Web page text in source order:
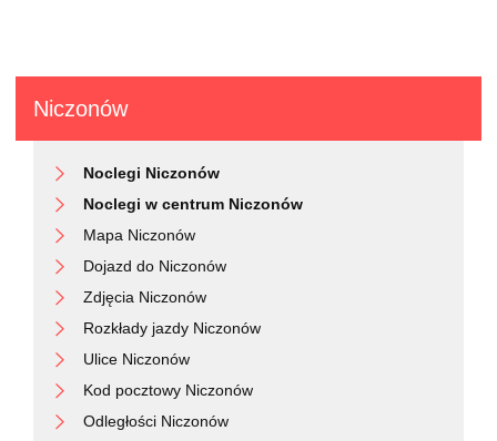
Niczonów
Noclegi Niczonów
Noclegi w centrum Niczonów
Mapa Niczonów
Dojazd do Niczonów
Zdjęcia Niczonów
Rozkłady jazdy Niczonów
Ulice Niczonów
Kod pocztowy Niczonów
Odległości Niczonów